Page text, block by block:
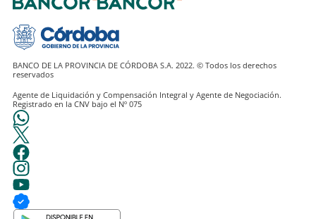
BANCO DE LA PROVINCIA DE CÓRDOBA S.A. 2022. © Todos los derechos
Agente de Liquidación y Compensación Integral y Agente de Negociación.
Registrado en la CNV bajo el Nº 075